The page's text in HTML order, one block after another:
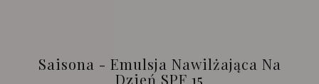
Saisona - Emulsja Nawilżająca Na
Dzień SPF 15